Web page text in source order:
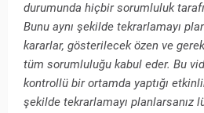
durumunda hiçbir sorumluluk
Bunu aynı şekilde tekrarlamayı
kararlar, gösterilecek özen ve
tüm sorumluluğu kabul eder. Bu
kontrollü bir ortamda yaptığı
şekilde tekrarlamayı planlarsanız